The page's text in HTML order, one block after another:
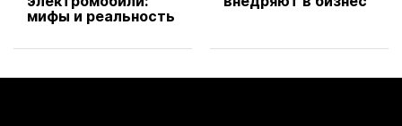
мифы и реальность